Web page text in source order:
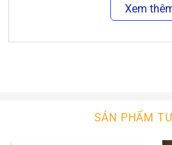
phòng khách, phòng ngủ,
đen mạnh mẽ và cánh quạt
Xem
SẢN PHẨM